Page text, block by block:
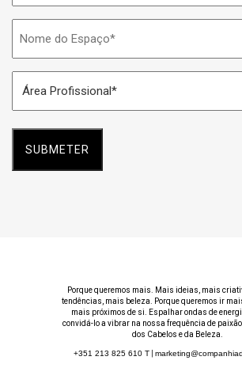
do
Espaço
Profissional
*
Porque queremos mais. Mais ideias, mais
tendências, mais beleza. Porque queremos ir
mais próximos de si. Espalhar ondas de
convidá-lo a vibrar na nossa frequência de
dos Cabelos e da Beleza.
+351 213 825 610 T|